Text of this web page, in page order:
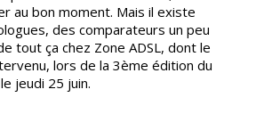
au bon moment. Mais il existe
des comparateurs un peu
tout ça chez Zone ADSL, dont le
lors de la 3ème édition du
jeudi 25 juin.